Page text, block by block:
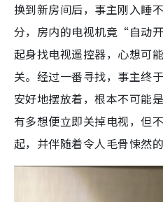
换到新房间后，事主刚入睡
分，房内的电视机竟“自动
起身找电视遥控器，心想可
关。经过一番寻找，事主终
安好地摆放着，根本不可能
有多想便立即关掉电视，但
起，并伴随着令人毛骨悚然